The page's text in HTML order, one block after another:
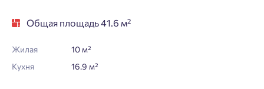
Общая площадь 41.6 м²
Жилая
10 м²
Кухня
16.9 м²